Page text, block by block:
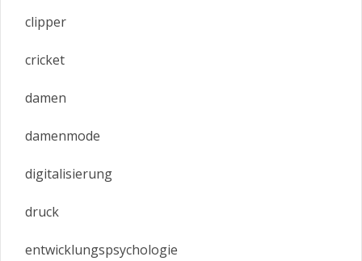
clipper
cricket
damen
damenmode
digitalisierung
druck
entwicklungspsychologie